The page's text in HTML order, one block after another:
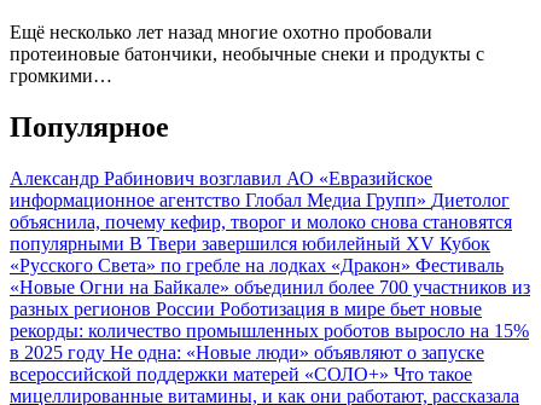
Ещё несколько лет назад многие охотно пробовали
протеиновые батончики, необычные снеки и продукты с
громкими…
Популярное
Александр Рабинович возглавил АО «Евразийское
информационное агентство Глобал Медиа Групп» Диетолог
объяснила, почему кефир, творог и молоко снова становятся
популярными В Твери завершился юбилейный XV Кубок
«Русского Света» по гребле на лодках «Дракон» Фестиваль
«Новые Огни на Байкале» объединил более 700 участников из
разных регионов России Роботизация в мире бьет новые
рекорды: количество промышленных роботов выросло на 15%
в 2025 году Не одна: «Новые люди» объявляют о запуске
всероссийской поддержки матерей «СОЛО+» Что такое
мицеллированные витамины, и как они работают, рассказала